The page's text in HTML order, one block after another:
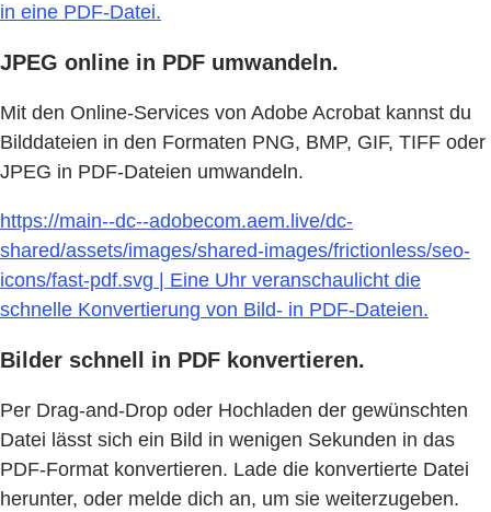
in eine PDF-Datei.
JPEG online in PDF umwandeln.
Mit den Online-Services von Adobe Acrobat kannst du
Bilddateien in den Formaten PNG, BMP, GIF, TIFF oder
JPEG in PDF-Dateien umwandeln.
https://main--dc--adobecom.aem.live/dc-
shared/assets/images/shared-images/frictionless/seo-
icons/fast-pdf.svg | Eine Uhr veranschaulicht die
schnelle Konvertierung von Bild- in PDF-Dateien.
Bilder schnell in PDF konvertieren.
Per Drag-and-Drop oder Hochladen der gewünschten
Datei lässt sich ein Bild in wenigen Sekunden in das
PDF-Format konvertieren. Lade die konvertierte Datei
herunter, oder melde dich an, um sie weiterzugeben.